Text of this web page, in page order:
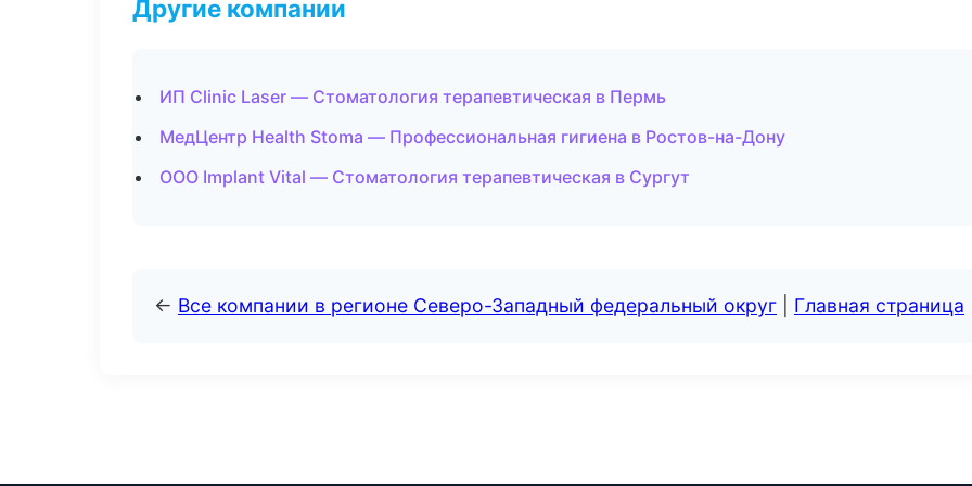
Другие компании
ИП Clinic Laser — Стоматология терапевтическая в Пермь
МедЦентр Health Stoma — Профессиональная гигиена в Ростов-на-Дону
ООО Implant Vital — Стоматология терапевтическая в Сургут
← Все компании в регионе Северо-Западный федеральный округ Главная страница